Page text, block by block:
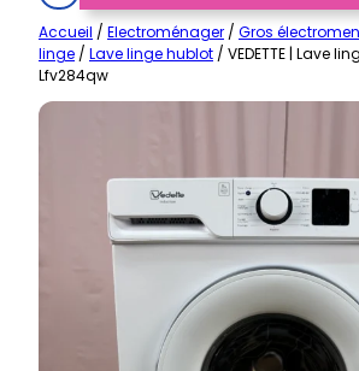
Accueil / Electroménager / Gros
linge / Lave linge hublot / VEDETTE | Lave
Lfv284qw